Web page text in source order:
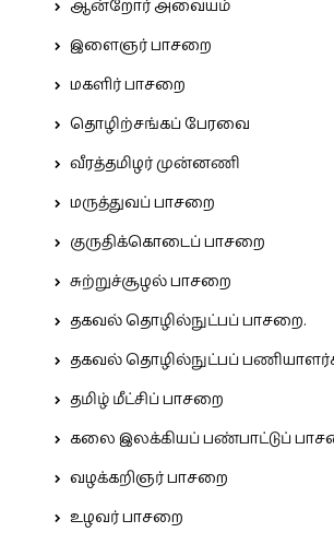
ஆன்றோர் அவையம்
இளைஞர் பாசறை
மகளிர் பாசறை
தொழிற்சங்கப் பேரவை
வீரத்தமிழர் முன்னணி
மருத்துவப் பாசறை
குருதிக்கொடைப் பாசறை
சுற்றுச்சூழல் பாசறை
தகவல் தொழில்நுட்பப் பாசறை.
தகவல் தொழில்நுட்பப்
தமிழ் மீட்சிப் பாசறை
கலை இலக்கியப் பண்பாட்டுப்
வழக்கறிஞர் பாசறை
உழவர் பாசறை